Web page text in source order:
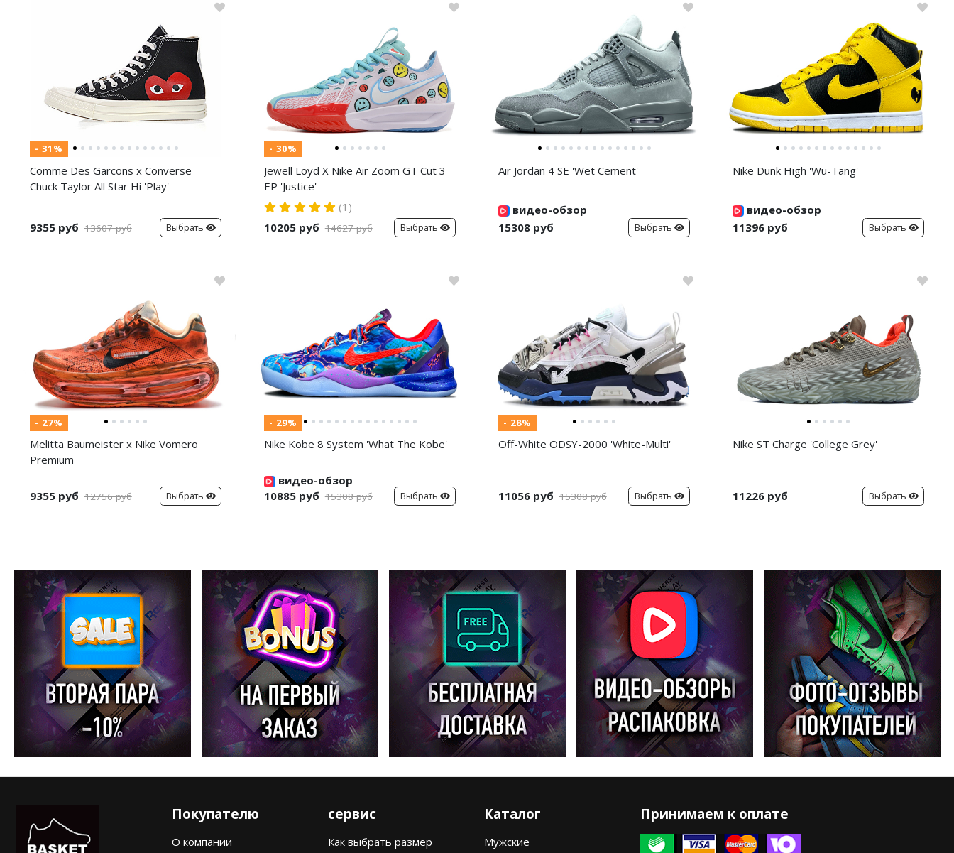
- 31%
Comme Des Garcons x Converse
Chuck Taylor All Star Hi 'Play'
9355 руб 13607 руб Выбрать
- 30%
Jewell Loyd X Nike Air Zoom GT Cut 3
EP 'Justice'
(1)
10205 руб 14627 руб Выбрать
Air Jordan 4 SE 'Wet Cement'
видео-обзор
15308 руб
Выбрать
Nike Dunk High 'Wu-Tang'
видео-обзор
11396 руб
Выбрать
- 27%
Melitta Baumeister x Nike Vomero
Premium
9355 руб 12756 руб Выбрать
- 29%
Nike Kobe 8 System 'What The Kobe'
видео-обзор
10885 руб 15308 руб Выбрать
- 28%
Off-White ODSY-2000 'White-Multi'
11056 руб 15308 руб Выбрать
Nike ST Charge 'College Grey'
11226 руб Выбрать
Покупателю
О компании
сервис
Как выбрать размер
Каталог
Мужские
Принимаем к оплате